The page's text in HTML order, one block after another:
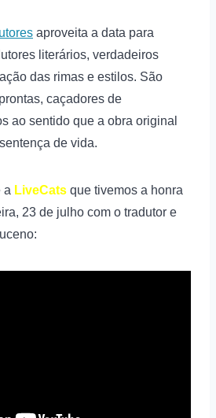
aproveita a data para
literários, verdadeiros
das rimas e estilos. São
caçadores de
ao sentido que a obra original
de vida.
a LiveCats que tivemos a honra
23 de julho com o tradutor e